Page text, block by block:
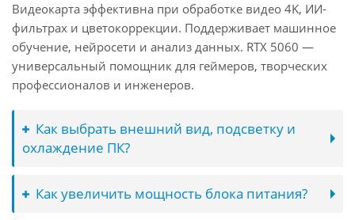
Видеокарта эффективна при обработке видео 4K, ИИ-
фильтрах и цветокоррекции. Поддерживает машинное
обучение, нейросети и анализ данных. RTX 5060 —
универсальный помощник для геймеров, творческих
профессионалов и инженеров.
Как выбрать внешний вид, подсветку и
охлаждение ПК?
Как увеличить мощность блока питания?